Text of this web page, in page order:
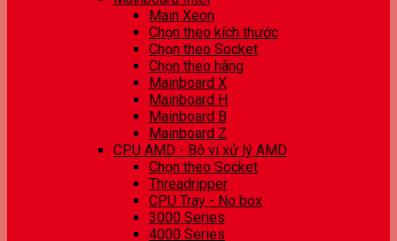
Main Xeon
Chọn theo kích thước
Chọn theo Socket
Chọn theo hãng
Mainboard X
Mainboard H
Mainboard B
Mainboard Z
CPU AMD - Bộ vi xử lý AMD
Chọn theo Socket
Threadripper
CPU Tray - No box
3000 Series
4000 Series